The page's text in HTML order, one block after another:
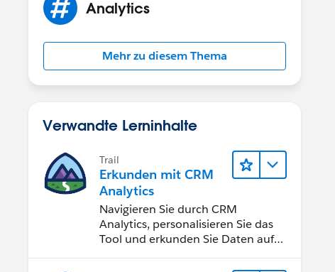
Analytics
Mehr zu diesem Thema
Verwandte Lerninhalte
Trail
Erkunden mit CRM
Analytics
Navigieren Sie durch CRM
Analytics, personalisieren Sie das
Tool und erkunden Sie Daten auf